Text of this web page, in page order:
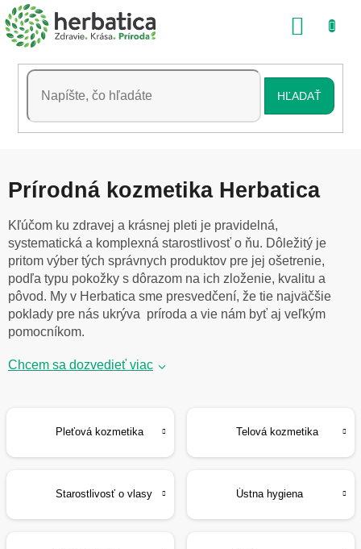
Prejsť
na
obsah
HĽADAŤ
Prírodná kozmetika Herbatica
Kľúčom ku zdravej a krásnej pleti je pravidelná,
systematická a komplexná starostlivosť o ňu. Dôležitý je
pritom výber tých správnych produktov pre jej ošetrenie,
podľa typu pokožky s dôrazom na ich zloženie, kvalitu a
pôvod. My v Herbatica sme presvedčení, že tie najväčšie
poklady pre nás ukrýva príroda a vie nám byť aj veľkým
pomocníkom.
Chcem sa dozvedieť viac
Pleťová kozmetika Telová kozmetika
Starostlivosť o vlasy Ústna hygiena